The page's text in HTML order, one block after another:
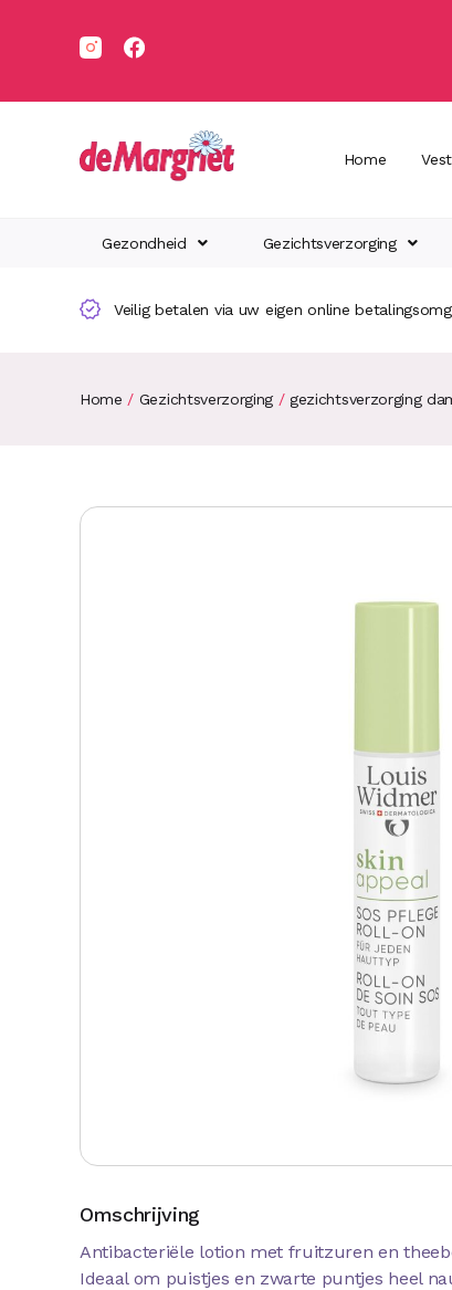
Home
Gezondheid Gezichtsverzorging
Veilig betalen via uw eigen online
Home / Gezichtsverzorging /gezichtsverzorging
Omschrijving
Antibacteriële lotion met fruitzuren en
Ideaal om puistjes en zwarte puntjes heel